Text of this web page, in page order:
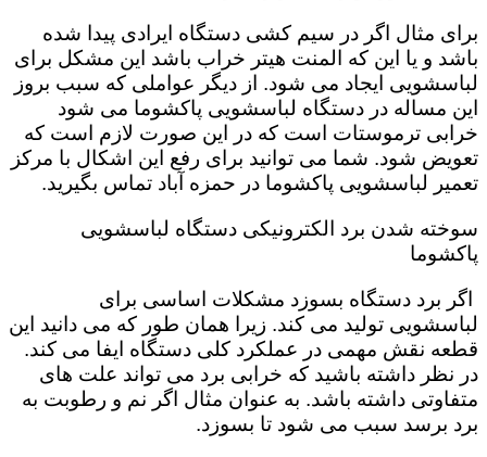
برای مثال اگر در سیم کشی دستگاه ایرادی پیدا شده
باشد و یا این که المنت هیتر خراب باشد این مشکل برای
لباسشویی ایجاد می شود. از دیگر عواملی که سبب بروز
این مساله در دستگاه لباسشویی پاکشوما می شود
خرابی ترموستات است که در این صورت لازم است که
تعویض شود. شما می توانید برای رفع این اشکال با مرکز
تعمیر لباسشویی پاکشوما در حمزه آباد تماس بگیرید.
سوخته شدن برد الکترونیکی دستگاه لباسشویی
پاکشوما
اگر برد دستگاه بسوزد مشکلات اساسی برای
لباسشویی تولید می کند. زیرا همان طور که می دانید این
قطعه نقش مهمی در عملکرد کلی دستگاه ایفا می کند.
در نظر داشته باشید که خرابی برد می تواند علت های
متفاوتی داشته باشد. به عنوان مثال اگر نم و رطوبت به
برد برسد سبب می شود تا بسوزد.